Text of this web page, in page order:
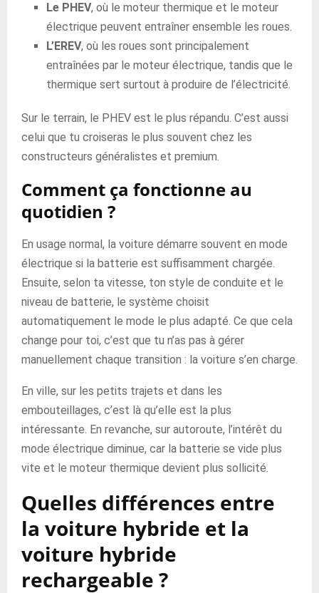
Le PHEV, où le moteur thermique et le moteur
électrique peuvent entraîner ensemble les roues.
L’EREV, où les roues sont principalement
entraînées par le moteur électrique, tandis que le
thermique sert surtout à produire de l’électricité.
Sur le terrain, le PHEV est le plus répandu. C’est aussi
celui que tu croiseras le plus souvent chez les
constructeurs généralistes et premium.
Comment ça fonctionne au
quotidien ?
En usage normal, la voiture démarre souvent en mode
électrique si la batterie est suffisamment chargée.
Ensuite, selon ta vitesse, ton style de conduite et le
niveau de batterie, le système choisit
automatiquement le mode le plus adapté. Ce que cela
change pour toi, c’est que tu n’as pas à gérer
manuellement chaque transition : la voiture s’en charge.
En ville, sur les petits trajets et dans les
embouteillages, c’est là qu’elle est la plus
intéressante. En revanche, sur autoroute, l’intérêt du
mode électrique diminue, car la batterie se vide plus
vite et le moteur thermique devient plus sollicité.
Quelles différences entre
la voiture hybride et la
voiture hybride
rechargeable ?